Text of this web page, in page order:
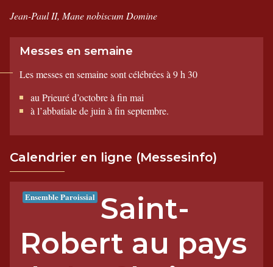
Jean-Paul II, Mane nobiscum Domine
Messes en semaine
Les messes en semaine sont célébrées à 9 h 30
au Prieuré d’octobre à fin mai
à l’abbatiale de juin à fin septembre.
Calendrier en ligne (Messesinfo)
Ensemble Paroissial Saint-
Robert au pays